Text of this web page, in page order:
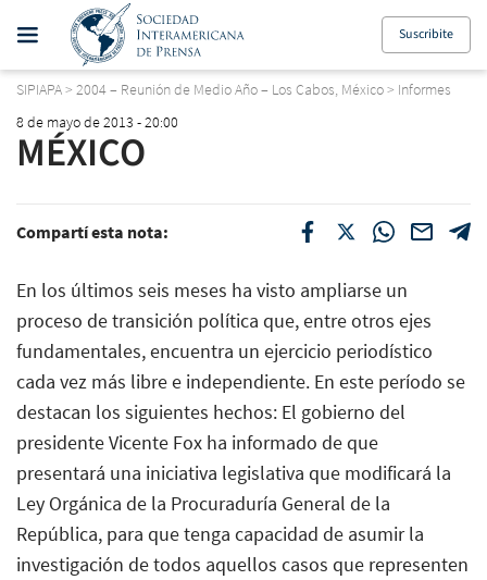
Suscribite
SIPIAPA> 2004 – Reunión de Medio Año – Los Cabos, México> Informes
8 de mayo de 2013 - 20:00
MÉXICO
Compartí esta nota:
En los últimos seis meses ha visto ampliarse un
proceso de transición política que, entre otros ejes
fundamentales, encuentra un ejercicio periodístico
cada vez más libre e independiente. En este período se
destacan los siguientes hechos: El gobierno del
presidente Vicente Fox ha informado de que
presentará una iniciativa legislativa que modificará la
Ley Orgánica de la Procuraduría General de la
República, para que tenga capacidad de asumir la
investigación de todos aquellos casos que representen